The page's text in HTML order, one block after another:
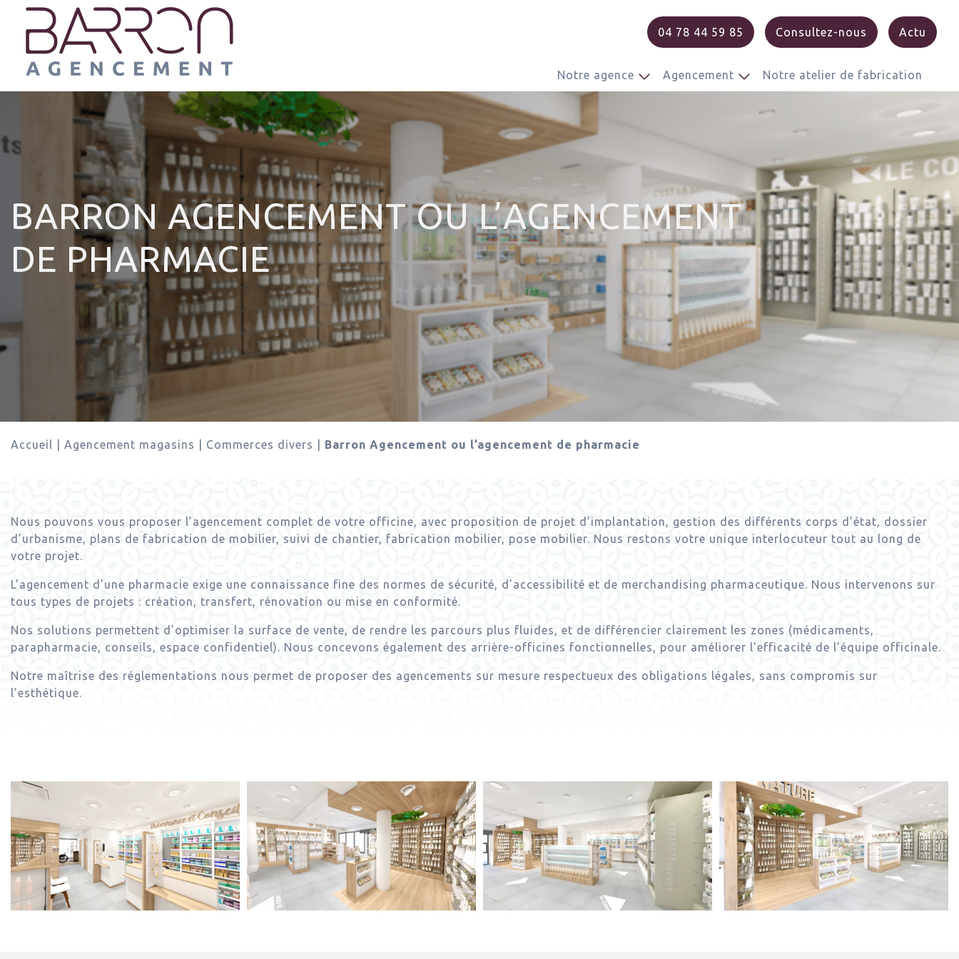
04 78 44 59 85 Consultez-nous Actu
Notre agence Agencement Notre atelier de fabrication
BARRON AGENCEMENT OU L’AGENCEMENT
DE PHARMACIE
Accueil Agencement magasins Commerces divers Barron Agencement ou l’agencement de pharmacie
Nous pouvons vous proposer l’agencement complet de votre officine, avec proposition de projet d’implantation, gestion des différents corps d’état, dossier
d’urbanisme, plans de fabrication de mobilier, suivi de chantier, fabrication mobilier, pose mobilier. Nous restons votre unique interlocuteur tout au long de
votre projet.
L’agencement d’une pharmacie exige une connaissance fine des normes de sécurité, d’accessibilité et de merchandising pharmaceutique. Nous intervenons sur
tous types de projets : création, transfert, rénovation ou mise en conformité.
Nos solutions permettent d’optimiser la surface de vente, de rendre les parcours plus fluides, et de différencier clairement les zones (médicaments,
parapharmacie, conseils, espace confidentiel). Nous concevons également des arrière-officines fonctionnelles, pour améliorer l’efficacité de l’équipe officinale.
Notre maîtrise des réglementations nous permet de proposer des agencements sur mesure respectueux des obligations légales, sans compromis sur
l’esthétique.
Panneau de gestion des cookies